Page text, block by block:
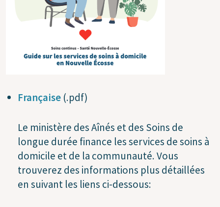
Française (.pdf)
Le ministère des Aînés et des Soins de
longue durée finance les services de soins à
domicile et de la communauté. Vous
trouverez des informations plus détaillées
en suivant les liens ci-dessous: